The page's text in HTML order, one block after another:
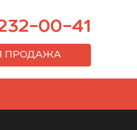
00-41
ПРОДАЖА